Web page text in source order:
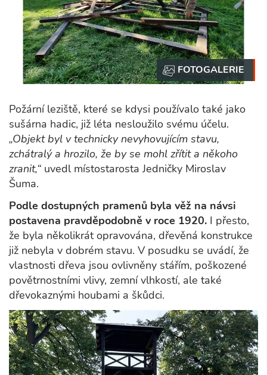
Požární leziště, které se kdysi používalo také jako
sušárna hadic, již léta nesloužilo svému účelu.
„Objekt byl v technicky nevyhovujícím stavu,
zchátralý a hrozilo, že by se mohl zřítit a někoho
zranit,“ uvedl místostarosta Jedničky Miroslav
Šuma.
Podle dostupných pramenů byla věž na návsi
postavena pravděpodobně v roce 1920. I přesto,
že byla několikrát opravována, dřevěná konstrukce
již nebyla v dobrém stavu. V posudku se uvádí, že
vlastnosti dřeva jsou ovlivněny stářím, poškozené
povětrnostními vlivy, zemní vlhkostí, ale také
dřevokaznými houbami a škůdci.